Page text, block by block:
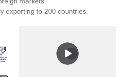
exporting to 200 countries.